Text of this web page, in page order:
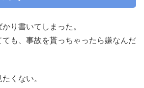
り書いてしまった。
ても、事故を貰っちゃったら嫌なんだ
くない。